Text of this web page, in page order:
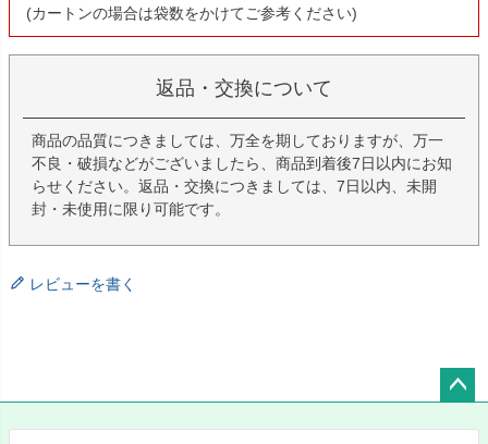
(カートンの場合は袋数をかけてご参考ください)
返品・交換について
商品の品質につきましては、万全を期しておりますが、万一
不良・破損などがございましたら、商品到着後7日以内にお知
らせください。返品・交換につきましては、7日以内、未開
封・未使用に限り可能です。
レビューを書く